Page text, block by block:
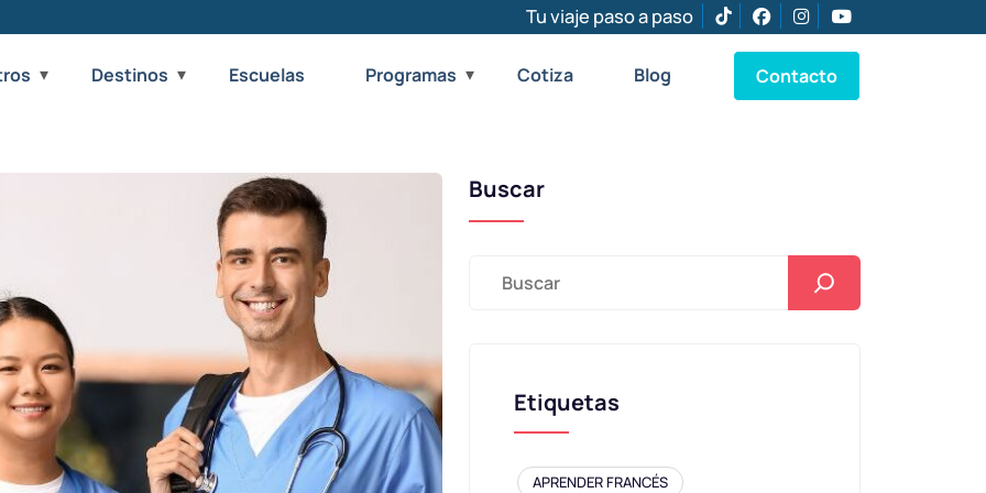
Tu viaje paso a paso
Destinos Escuelas Programas Cotiza Blog Contacto
Buscar
Etiquetas
APRENDER FRANCÉS